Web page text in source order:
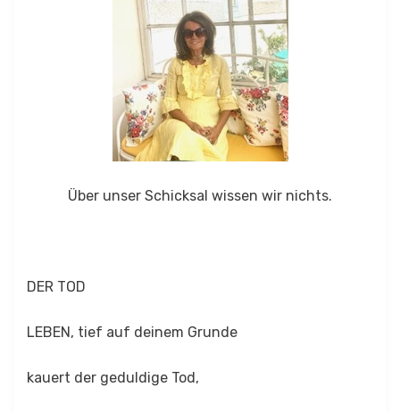
Über unser Schicksal wissen wir nichts.
DER TOD
LEBEN, tief auf deinem Grunde
kauert der geduldige Tod,